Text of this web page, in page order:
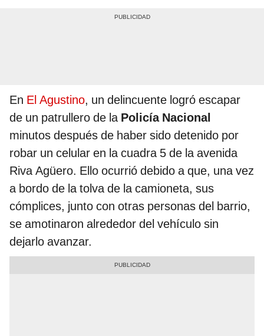
En El Agustino, un delincuente logró escapar
de un patrullero de laPolicía Nacional
minutos después de haber sido detenido por
robar un celular en la cuadra 5 de la avenida
Riva Agüero. Ello ocurrió debido a que, una vez
a bordo de la tolva de la camioneta, sus
cómplices, junto con otras personas del barrio,
se amotinaron alrededor del vehículo sin
dejarlo avanzar.